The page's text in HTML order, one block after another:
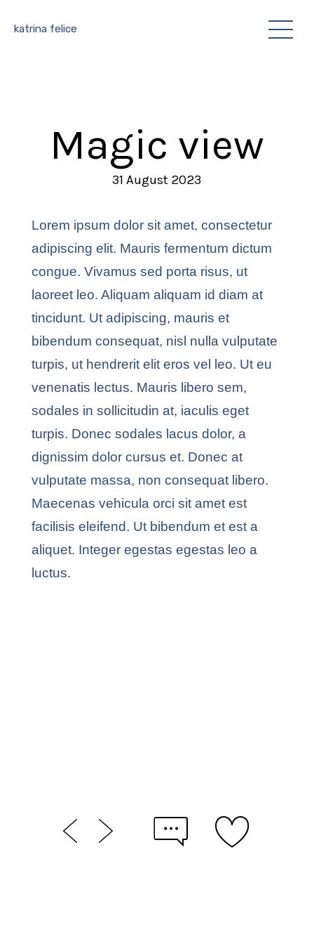
katrina felice
Magic view
31 August 2023
Lorem ipsum dolor sit amet, consectetur
adipiscing elit. Mauris fermentum dictum
congue. Vivamus sed porta risus, ut
laoreet leo. Aliquam aliquam id diam at
tincidunt. Ut adipiscing, mauris et
bibendum consequat, nisl nulla vulputate
turpis, ut hendrerit elit eros vel leo. Ut eu
venenatis lectus. Mauris libero sem,
sodales in sollicitudin at, iaculis eget
turpis. Donec sodales lacus dolor, a
dignissim dolor cursus et. Donec at
vulputate massa, non consequat libero.
Maecenas vehicula orci sit amet est
facilisis eleifend. Ut bibendum et est a
aliquet. Integer egestas egestas leo a
luctus.